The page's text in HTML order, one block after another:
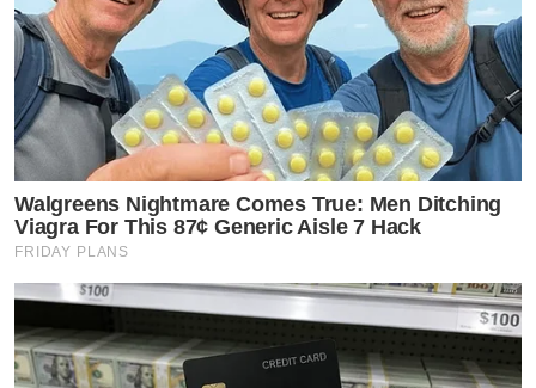
Walgreens Nightmare Comes True: Men Ditching
Viagra For This 87¢ Generic Aisle 7 Hack
FRIDAY PLANS